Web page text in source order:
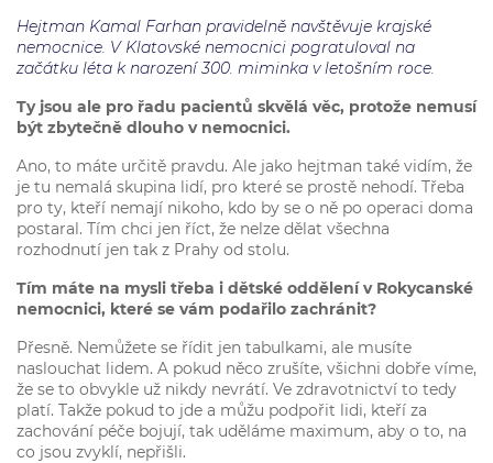
Hejtman Kamal Farhan pravidelně navštěvuje krajské
nemocnice. V Klatovské nemocnici pogratuloval na
začátku léta k narození 300. miminka v letošním roce.
Ty jsou ale pro řadu pacientů skvělá věc, protože nemusí
být zbytečně dlouho v nemocnici.
Ano, to máte určitě pravdu. Ale jako hejtman také vidím, že
je tu nemalá skupina lidí, pro které se prostě nehodí. Třeba
pro ty, kteří nemají nikoho, kdo by se o ně po operaci doma
postaral. Tím chci jen říct, že nelze dělat všechna
rozhodnutí jen tak z Prahy od stolu.
Tím máte na mysli třeba i dětské oddělení v Rokycanské
nemocnici, které se vám podařilo zachránit?
Přesně. Nemůžete se řídit jen tabulkami, ale musíte
naslouchat lidem. A pokud něco zrušíte, všichni dobře víme,
že se to obvykle už nikdy nevrátí. Ve zdravotnictví to tedy
platí. Takže pokud to jde a můžu podpořit lidi, kteří za
zachování péče bojují, tak uděláme maximum, aby o to, na
co jsou zvyklí, nepřišli.